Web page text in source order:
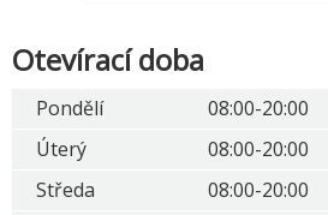
Otevírací doba
Pondělí
08:00-20:00
Úterý
08:00-20:00
Středa
08:00-20:00